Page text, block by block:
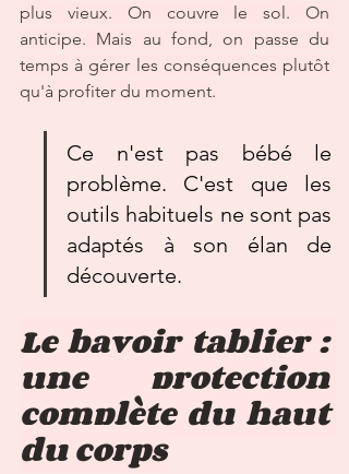
plus vieux. On couvre le sol. On
anticipe. Mais au fond, on passe du
temps à gérer les conséquences plutôt
qu'à profiter du moment.
Ce n'est pas bébé le
problème. C'est que les
outils habituels ne sont pas
adaptés à son élan de
découverte.
Le bavoir tablier :
une protection
complète du haut
du corps